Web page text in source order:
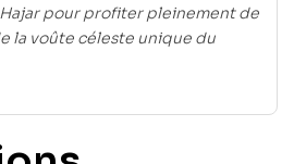
pour profiter pleinement de
la voûte céleste unique du